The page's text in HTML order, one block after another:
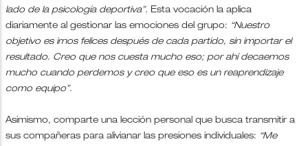
lado de la psicología deportiva”. Esta vocación la aplica
diariamente al gestionar las emociones del grupo: “Nuestro
objetivo es irnos felices después de cada partido, sin importar el
resultado. Creo que nos cuesta mucho eso; por ahí decaemos
mucho cuando perdemos y creo que eso es un reaprendizaje
como equipo”.
Asimismo, comparte una lección personal que busca transmitir a
sus compañeras para alivianar las presiones individuales: “Me